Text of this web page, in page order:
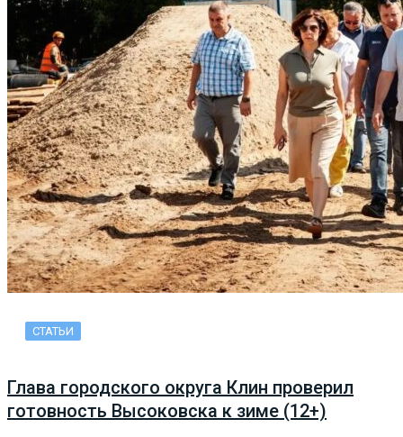
СТАТЬИ
Глава городского округа Клин проверил
готовность Высоковска к зиме (12+)